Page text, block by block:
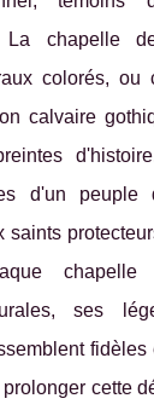
La chapelle
colorés, ou
calvaire
d'un peuple
saints
chapelle
ses
fidèles
cette